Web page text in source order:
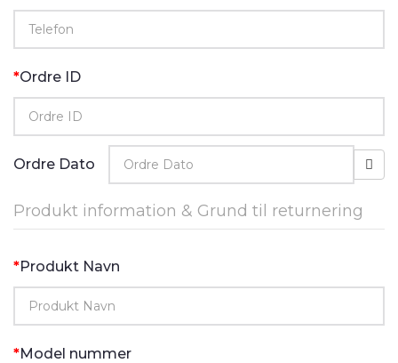
Ordre ID
Ordre Dato
Produkt information & Grund til returnering
Produkt Navn
Model nummer